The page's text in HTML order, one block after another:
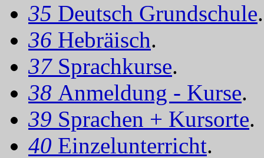
35 Deutsch Grundschule.
36 Hebräisch.
37 Sprachkurse.
38 Anmeldung - Kurse.
39 Sprachen + Kursorte.
40 Einzelunterricht.